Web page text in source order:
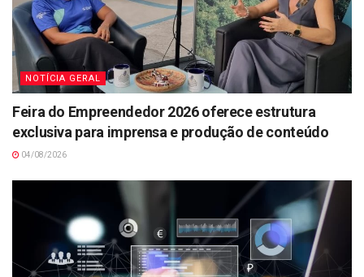
NOTÍCIA GERAL
Feira do Empreendedor 2026 oferece estrutura
exclusiva para imprensa e produção de conteúdo
04/08/2026